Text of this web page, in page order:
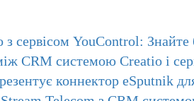
сервісом YouControl:
CRM системою Creatio і
коннектор eSputnik